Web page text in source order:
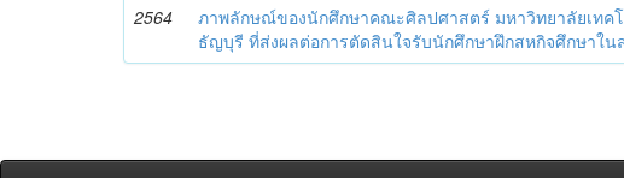
2564
ภาพลักษณ์ของนักศึกษาคณะศิลปศาสตร์ มหาวิทยาลัยเทค
ธัญบุรี ที่ส่งผลต่อการตัดสินใจรับนักศึกษาฝึกสหกิจศึกษาใน